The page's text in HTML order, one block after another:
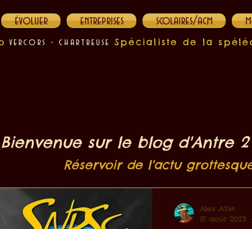
évoluer entreprises scolaires/acm
vercors - chartreuse Spécialiste de la
Bienvenue sur le blog d'Antre
Réservoir de l'actu
Alex A2M
15 août 2023